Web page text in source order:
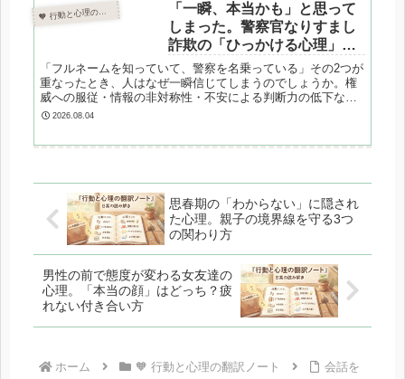
 行動と心理の翻訳ノート
「一瞬、本当かも」と思って
しまった。警察官なりすまし
詐欺の「ひっかける心理」と
「揺らぐ理由」を翻訳する
「フルネームを知っていて、警察を名乗っている」その2つが
重なったとき、人はなぜ一瞬信じてしまうのでしょうか。権
威への服従・情報の非対称性・不安による判断力の低下な
ど、ニセ警察詐欺が使う心理的手口と、揺らいでしまう側の
2026.08.04
思春期の「わからない」に隠され
た心理。親子の境界線を守る3つ
の関わり方
男性の前で態度が変わる女友達の
心理。「本当の顔」はどっち？疲
れない付き合い方
ホーム 🧡 行動と心理の翻訳ノート
会話を